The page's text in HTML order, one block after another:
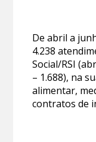
De abril a
4.238
Social/RSI
– 1.688), na
alimentar,
contratos de